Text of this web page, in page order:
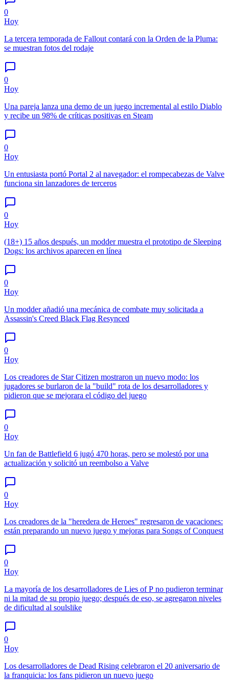
0
Hoy
La tercera temporada de Fallout contará con la Orden de la Pluma:
se muestran fotos del rodaje
0
Hoy
Una pareja lanza una demo de un juego incremental al estilo Diablo
y recibe un 98% de críticas positivas en Steam
0
Hoy
Un entusiasta portó Portal 2 al navegador: el rompecabezas de Valve
funciona sin lanzadores de terceros
0
Hoy
(18+) 15 años después, un modder muestra el prototipo de Sleeping
Dogs: los archivos aparecen en línea
0
Hoy
Un modder añadió una mecánica de combate muy solicitada a
Assassin's Creed Black Flag Resynced
0
Hoy
Los creadores de Star Citizen mostraron un nuevo modo: los
jugadores se burlaron de la "build" rota de los desarrolladores y
pidieron que se mejorara el código del juego
0
Hoy
Un fan de Battlefield 6 jugó 470 horas, pero se molestó por una
actualización y solicitó un reembolso a Valve
0
Hoy
Los creadores de la "heredera de Heroes" regresaron de vacaciones:
están preparando un nuevo juego y mejoras para Songs of Conquest
0
Hoy
La mayoría de los desarrolladores de Lies of P no pudieron terminar
ni la mitad de su propio juego; después de eso, se agregaron niveles
de dificultad al soulslike
0
Hoy
Los desarrolladores de Dead Rising celebraron el 20 aniversario de
la franquicia: los fans pidieron un nuevo juego